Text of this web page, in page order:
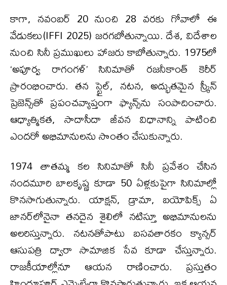
కాగా, నవంబర్ 20 నుంచి 28 వరకు గోవాలో ఈ
వేడుకలు(IFFI 2025) జరగబోతున్నాయి. దేశ, విదేశాల
నుంచి సినీ ప్రముఖులు హాజరు కాబోతున్నారు. 1975లో
‘అపూర్వ రాగంగళ్’ సినిమాతో రజనీకాంత్ కెరీర్
ప్రారంభించారు. తన స్టైల్, నటన, అద్భుతమైన స్క్రీన్
ప్రెజెన్స్‌తో ప్రపంచవ్యాప్తంగా ఫ్యాన్స్‌ను సంపాదించారు.
ఆధ్యాత్మికత, సాదాసీదా జీవన విధానాన్ని పాటించి
ఎందరో అభిమానులను సొంతం చేసుకున్నారు.
1974 తాతమ్మ కల సినిమాతో సినీ ప్రవేశం చేసిన
నందమూరి బాలకృష్ణ కూడా 50 ఏళ్లకుపైగా సినిమాల్లో
కొనసాగుతున్నారు. యాక్షన్, డ్రామా, బయోపిక్స్ ఏ
జానర్‌లోనైనా తనదైన శైలిలో నటిస్తూ అభిమానులను
అలరిస్తున్నారు. నటనతోపాటు బసవతారకం క్యాన్సర్‌
ఆసుపత్రి ద్వారా సామాజిక సేవ కూడా చేస్తున్నారు.
రాజకీయాల్లోనూ ఆయన రాణించారు. ప్రస్తుతం